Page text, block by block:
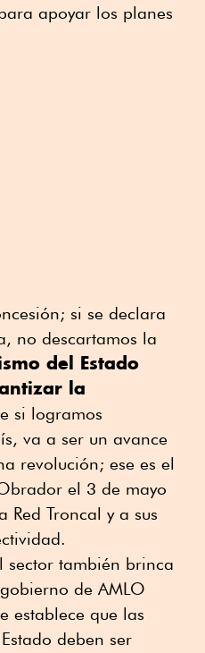
apoyar los planes
si se declara
no descartamos la
del Estado
la
si logramos
va a ser un avance
revolución; ese es el
el 3 de mayo
Troncal y a sus
sector también brinca
de AMLO
establece que las
deben ser